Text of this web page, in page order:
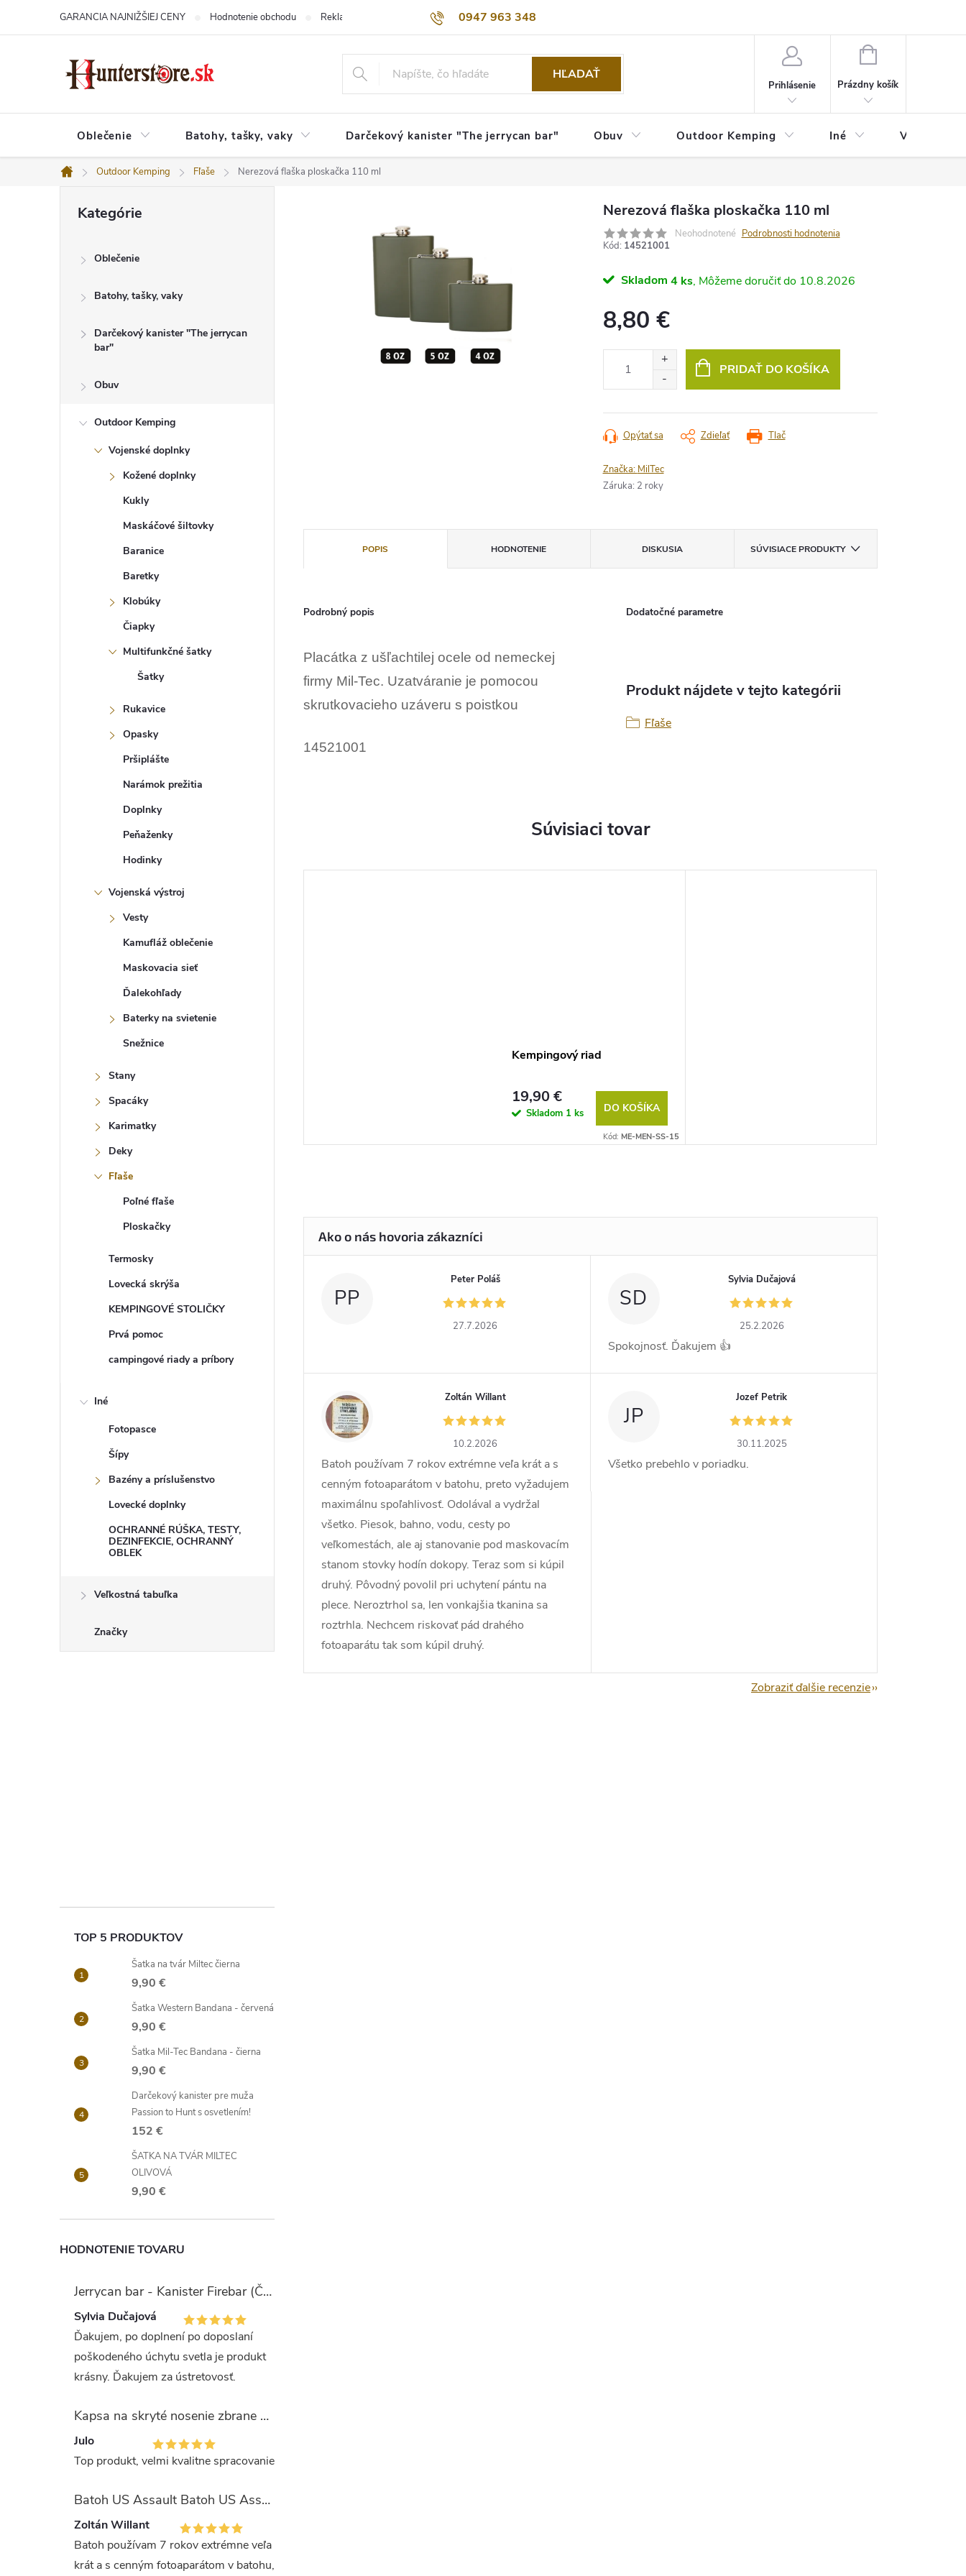
0947 963 348
GARANCIA NAJNIŽŠIEJ CENY Hodnotenie obchodu Reklamačný poriadok Obchodné podmienky
HĽADAŤ
Prihlásenie
NÁKUPNÝ
Prázdny košík
Oblečenie Batohy, tašky, vaky Darčekový kanister "The jerrycan bar" Obuv Outdoor Kemping Iné Veľkostná
Domov
Outdoor Kemping Fľaše Nerezová flaška ploskačka 110 ml
kategórie
Kategórie
Oblečenie
Batohy, tašky, vaky
Darčekový kanister "The jerrycan
bar"
Obuv
Outdoor Kemping
Vojenské doplnky
Kožené doplnky
Kukly
Maskáčové šiltovky
Baranice
Baretky
Klobúky
Čiapky
Multifunkčné šatky
Šatky
Rukavice
Opasky
Pršiplášte
Narámok prežitia
Doplnky
Peňaženky
Hodinky
Vojenská výstroj
Vesty
Kamufláž oblečenie
Maskovacia sieť
Ďalekohľady
Baterky na svietenie
Snežnice
Stany
Spacáky
Karimatky
Deky
Fľaše
Poľné fľaše
Ploskačky
Termosky
Lovecká skrýša
KEMPINGOVÉ STOLIČKY
Prvá pomoc
campingové riady a príbory
Iné
Fotopasce
Šípy
Bazény a príslušenstvo
Lovecké doplnky
OCHRANNÉ RÚŠKA, TESTY,
DEZINFEKCIE, OCHRANNÝ
OBLEK
Veľkostná tabuľka
Značky
TOP 5 PRODUKTOV
Šatka na tvár Miltec čierna
9,90 €
Šatka Western Bandana - červená
9,90 €
Šatka Mil-Tec Bandana - čierna
9,90 €
Darčekový kanister pre muža
Passion to Hunt s osvetlením!
152 €
ŠATKA NA TVÁR MILTEC
OLIVOVÁ
9,90 €
HODNOTENIE TOVARU
Jerrycan bar - Kanister Firebar (Červený)
Sylvia Dučajová
Ďakujem, po doplnení po doposlaní
poškodeného úchytu svetla je produkt
krásny. Ďakujem za ústretovosť.
Kapsa na skryté nosenie zbrane OLIVA (veľkosť Glock 17/19)
Julo
Top produkt, velmi kvalitne spracovanie
Batoh US Assault Batoh US Assault "LASER CUT" 36l MULTIT.
Zoltán Willant
Batoh používam 7 rokov extrémne veľa
krát a s cenným fotoaparátom v batohu,
Nerezová flaška ploskačka 110 ml
Neohodnotené Podrobnosti hodnotenia
Kód: 14521001
Skladom 4 ks 10.8.2026
8,80 €
PRIDAŤ DO KOŠÍKA
Tlač
Opýtať sa Zdieľať
Značka: MilTec
Záruka: 2 roky
POPIS HODNOTENIE DISKUSIA SÚVISIACE PRODUKTY
Podrobný popis
Placátka z ušľachtilej ocele od nemeckej
firmy Mil-Tec. Uzatváranie je pomocou
skrutkovacieho uzáveru s poistkou
14521001
Dodatočné parametre
Produkt nájdete v tejto kategórii
Fľaše
Súvisiaci tovar
Kempingový riad
19,90 €
Skladom 1 ks DO KOŠÍKA
Kód: ME-MEN-SS-15
PP
Peter Poláš
27.7.2026
SD
Sylvia Dučajová
25.2.2026
Spokojnosť. Ďakujem 👍
ZW
Zoltán Willant
10.2.2026
Batoh používam 7 rokov extrémne veľa krát a s
cenným fotoaparátom v batohu, preto vyžadujem
maximálnu spoľahlivosť. Odolával a vydržal
všetko. Piesok, bahno, vodu, cesty po
veľkomestách, ale aj stanovanie pod maskovacím
stanom stovky hodín dokopy. Teraz som si kúpil
druhý. Pôvodný povolil pri uchytení pántu na
plece. Neroztrhol sa, len vonkajšia tkanina sa
roztrhla. Nechcem riskovať pád drahého
fotoaparátu tak som kúpil druhý.
JP
Jozef Petrik
30.11.2025
Všetko prebehlo v poriadku.
Zobraziť ďalšie recenzie